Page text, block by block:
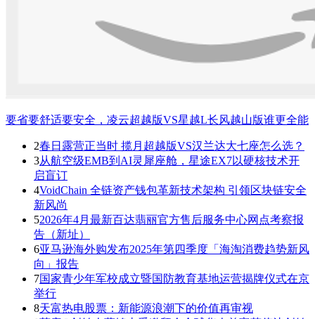
要省要舒适要安全，凌云超越版VS星越L长风越山版谁更全能
2春日露营正当时 揽月超越版VS汉兰达大七座怎么选？
3从航空级EMB到AI灵犀座舱，星途EX7以硬核技术开
启盲订
4VoidChain 全链资产钱包革新技术架构 引领区块链安全
新风尚
52026年4月最新百达翡丽官方售后服务中心网点考察报
告（新址）
6亚马逊海外购发布2025年第四季度「海淘消费趋势新风
向」报告
7国家青少年军校成立暨国防教育基地运营揭牌仪式在京
举行
8天富热电股票：新能源浪潮下的价值再审视